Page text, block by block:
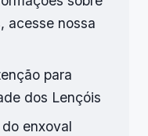
acesse nossa
para
dos Lençóis
enxoval